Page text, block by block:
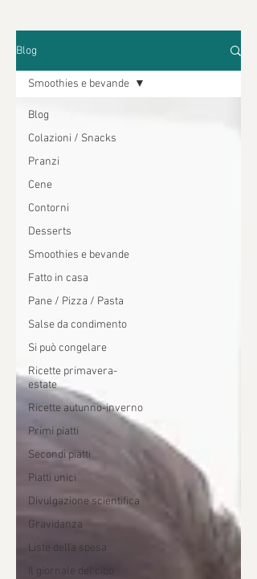
Blog
Blog
Colazioni / Snacks
Pranzi
Cene
Contorni
Desserts
Smoothies e bevande
Fatto in casa
Pane / Pizza / Pasta
Salse da condimento
Si può congelare
Ricette primavera-
estate
Ricette autunno-inverno
Primi piatti
Secondi piatti
Piatti unici
Divulgazione scientifica
Gravidanza
Liste della spesa
Il giornale del cibo
Smoothies e bevande